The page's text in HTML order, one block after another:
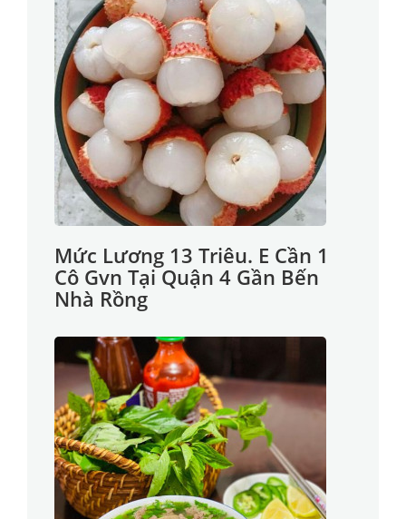
Mức Lương 13 Triêu. E Cần 1
Cô Gvn Tại Quận 4 Gần Bến
Nhà Rồng